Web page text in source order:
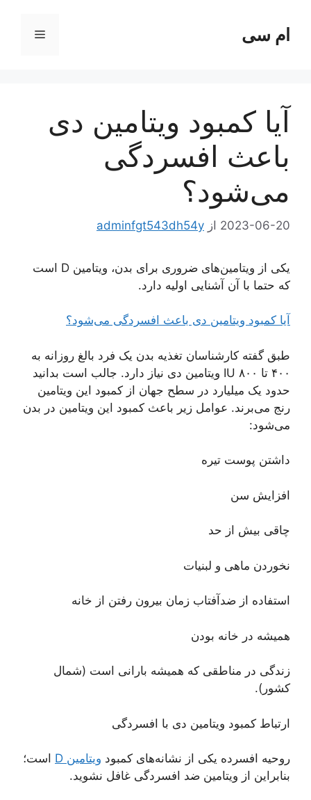
محتواام سی فهرست
آیا کمبود ویتامین دی
باعث افسردگی
می‌شود؟
2023-06-20 از adminfgt543dh54y
یکی از ویتامین‌های ضروری برای بدن، ویتامین D است
که حتما با آن آشنایی اولیه دارد.
آیا کمبود ویتامین دی باعث افسردگی می‌شود؟
طبق گفته کارشناسان تغذیه بدن یک فرد بالغ روزانه به
۴۰۰ تا ۸۰۰ IU ویتامین دی نیاز دارد. جالب است بدانید
حدود یک میلیارد در سطح جهان از کمبود این ویتامین
رنج می‌برند. عوامل زیر باعث کمبود این ویتامین در بدن
می‌شود:
داشتن پوست تیره
افزایش سن
چاقی بیش از حد
نخوردن ماهی و لبنیات
استفاده از ضدآفتاب زمان بیرون رفتن از خانه
همیشه در خانه بودن
زندگی در مناطقی که همیشه بارانی است (شمال
کشور).
ارتباط کمبود ویتامین دی با افسردگی
روحیه افسرده یکی از نشانه‌های کمبود ویتامین D
است؛
بنابراین از ویتامین ضد افسردگی غافل نشوید.